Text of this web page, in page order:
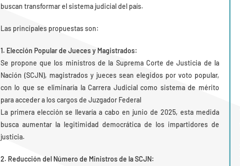
buscan transformar el sistema judicial del país.
Las principales propuestas son:
1. Elección Popular de Jueces y Magistrados:
Se propone que los ministros de la Suprema Corte de Justicia de la
Nación (SCJN), magistrados y jueces sean elegidos por voto popular,
con lo que se eliminaría la Carrera Judicial como sistema de mérito
para acceder a los cargos de Juzgador Federal
La primera elección se llevaría a cabo en junio de 2025, esta medida
busca aumentar la legitimidad democrática de los impartidores de
justicia.
2. Reducción del Número de Ministros de la SCJN: